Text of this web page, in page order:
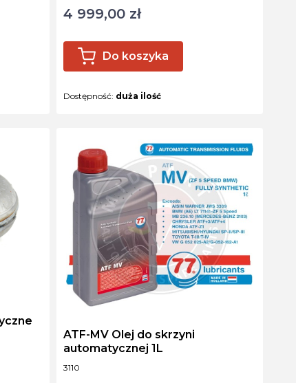
Cena
4 999,00 zł
Do koszyka
Dostępność: duża ilość
Kod produktu
3110
ATF-MV Olej do skrzyni
automatycznej 1L